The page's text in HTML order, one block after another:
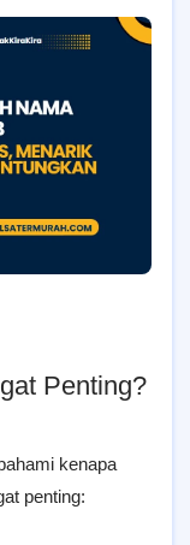
Penting?
kenapa
penting: